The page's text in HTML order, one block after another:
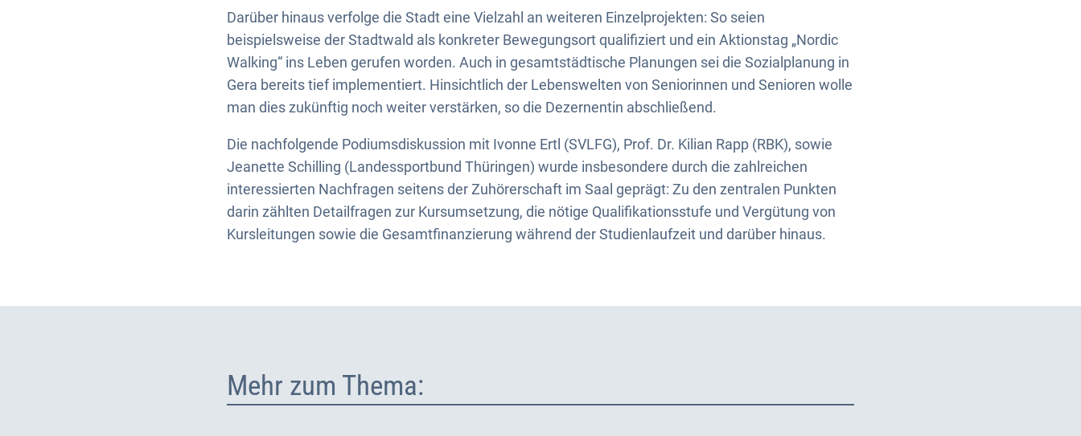
Darüber hinaus verfolge die Stadt eine Vielzahl an weiteren Einzelprojekten: So seien
beispielsweise der Stadtwald als konkreter Bewegungsort qualifiziert und ein Aktionstag „Nordic
Walking“ ins Leben gerufen worden. Auch in gesamtstädtische Planungen sei die Sozialplanung in
Gera bereits tief implementiert. Hinsichtlich der Lebenswelten von Seniorinnen und Senioren wolle
man dies zukünftig noch weiter verstärken, so die Dezernentin abschließend.
Die nachfolgende Podiumsdiskussion mit Ivonne Ertl (SVLFG), Prof. Dr. Kilian Rapp (RBK), sowie
Jeanette Schilling (Landessportbund Thüringen) wurde insbesondere durch die zahlreichen
interessierten Nachfragen seitens der Zuhörerschaft im Saal geprägt: Zu den zentralen Punkten
darin zählten Detailfragen zur Kursumsetzung, die nötige Qualifikationsstufe und Vergütung von
Kursleitungen sowie die Gesamtfinanzierung während der Studienlaufzeit und darüber hinaus.
Mehr zum Thema: